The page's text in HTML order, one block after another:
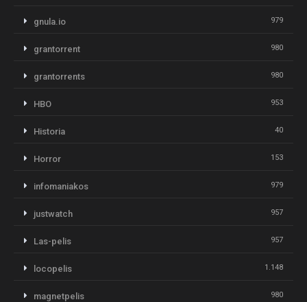
gnula.io 979
grantorrent 980
grantorrents 980
HBO 953
Historia 40
Horror 153
infomaniakos 979
justwatch 957
Las-pelis 957
locopelis 1.148
magnetpelis 980